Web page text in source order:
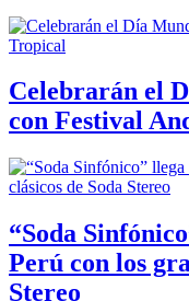
Celebrarán el
con Festival
“Soda
Perú con los
Stereo